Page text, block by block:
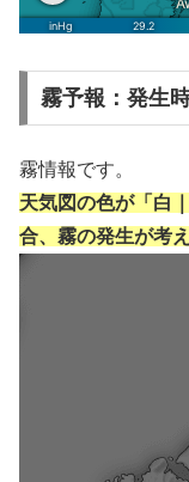
霧予報：発生
霧情報です。
天気図の色が「白
合、霧の発生が考